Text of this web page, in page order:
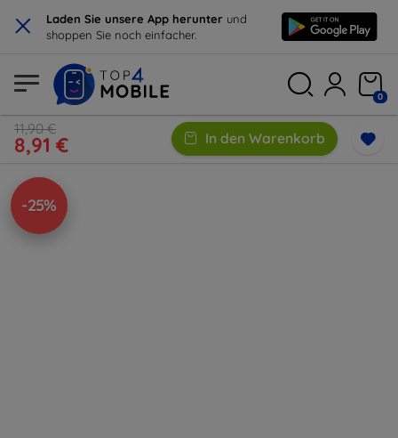
× Laden Sie unsere App herunter und
shoppen Sie noch einfacher.
0
11,90 €
8,91 € In den Warenkorb
-25%